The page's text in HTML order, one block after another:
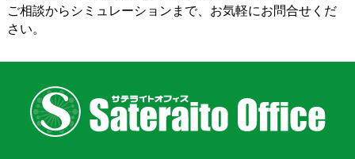
ご相談からシミュレーションまで、お気軽にお問合せくだ
さい。